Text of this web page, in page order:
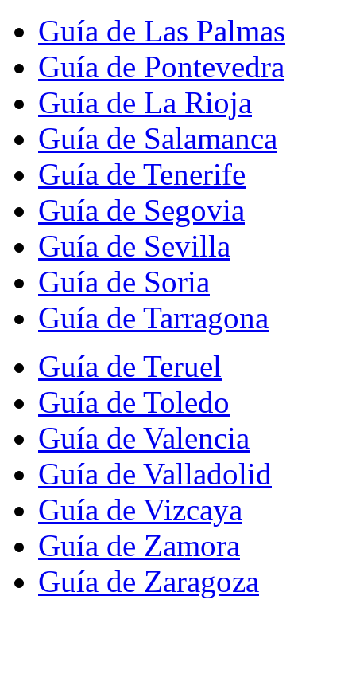
Guía de Las Palmas
Guía de Pontevedra
Guía de La Rioja
Guía de Salamanca
Guía de Tenerife
Guía de Segovia
Guía de Sevilla
Guía de Soria
Guía de Tarragona
Guía de Teruel
Guía de Toledo
Guía de Valencia
Guía de Valladolid
Guía de Vizcaya
Guía de Zamora
Guía de Zaragoza